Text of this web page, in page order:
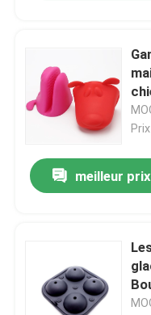
meilleur prix
la